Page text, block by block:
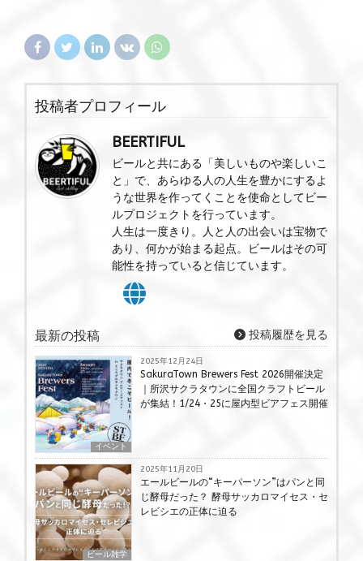
投稿者プロフィール
BEERTIFUL
ビールと共にある「美しいものや楽しいこ
と」で、あらゆる人の人生を豊かにするよ
うな世界を作ってくことを使命としてビー
ルプロジェクトを行っています。
人生は一度きり。人と人の出会いは宝物で
あり、何かが始まる起点。ビールはその可
能性を持っていると信じています。
最新の投稿 投稿履歴を見る
イベント
2025年12月24日
SakuraTown Brewers Fest 2026開催決定
｜所沢サクラタウンに全国クラフトビール
が集結！1/24・25に屋内型ビアフェス開催
ビール雑学
2025年11月20日
エールビールの“キーパーソン”はパンと同
じ酵母だった？ 酵母サッカロマイセス・セ
レビシエの正体に迫る